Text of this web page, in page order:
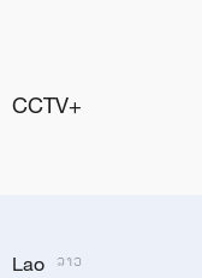
CCTV+
Lao ລາວ